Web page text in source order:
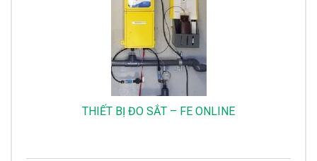
THIẾT BỊ ĐO SẮT – FE ONLINE